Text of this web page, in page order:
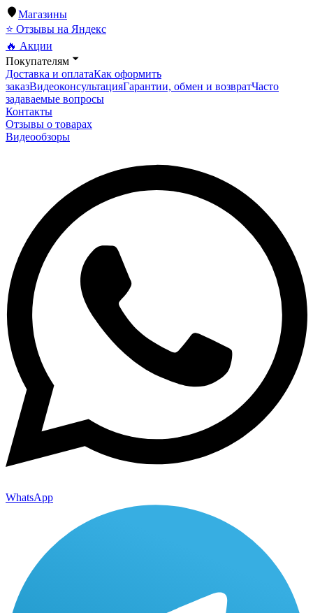
Магазины
⭐ Отзывы на Яндекс
🔥 Акции
Покупателям
Доставка и оплатаКак оформить
заказВидеоконсультацияГарантии, обмен и возвратЧасто
задаваемые вопросы
Контакты
Отзывы о товарах
Видеообзоры
WhatsApp